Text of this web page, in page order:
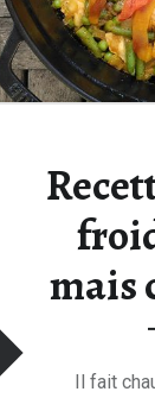
mais
Il fait